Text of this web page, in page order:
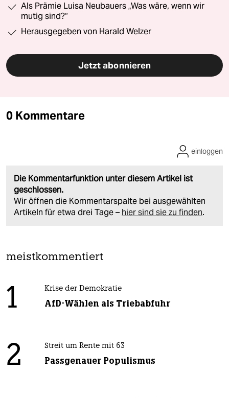
Als Prämie Luisa Neubauers „Was wäre, wenn wir
mutig sind?“
Herausgegeben von Harald Welzer
Jetzt abonnieren
0 Kommentare
Die Kommentarfunktion unter diesem Artikel ist
geschlossen.
Wir öffnen die Kommentarspalte bei ausgewählten
Artikeln für etwa drei Tage – hier sind sie zu finden.
einloggen
meistkommentiert
1 Krise der Demokratie
AfD-Wählen als Triebabfuhr
2 Streit um Rente mit 63
Passgenauer Populismus